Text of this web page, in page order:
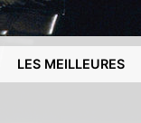
LES MEILLEURES